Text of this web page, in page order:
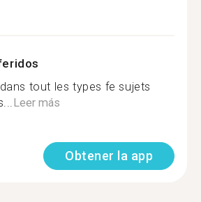
tout les types fe sujets
Leer más
Obtener la app